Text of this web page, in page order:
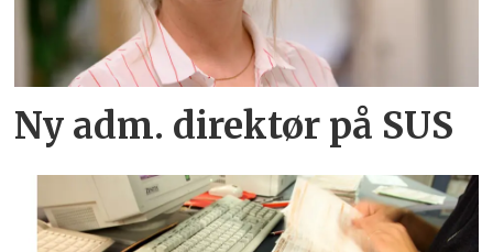
Ny adm. direktør på SUS